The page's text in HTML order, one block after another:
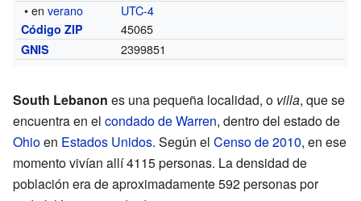
• enverano UTC-4
Código ZIP 45065
GNIS 2399851
South Lebanon es una pequeña localidad, o villa, que se
encuentra en el condado de Warren, dentro del estado de
Ohioen Estados Unidos. Según el Censo de 2010, en ese
momento vivían allí 4115 personas. La densidad de
población era de aproximadamente 592 personas por